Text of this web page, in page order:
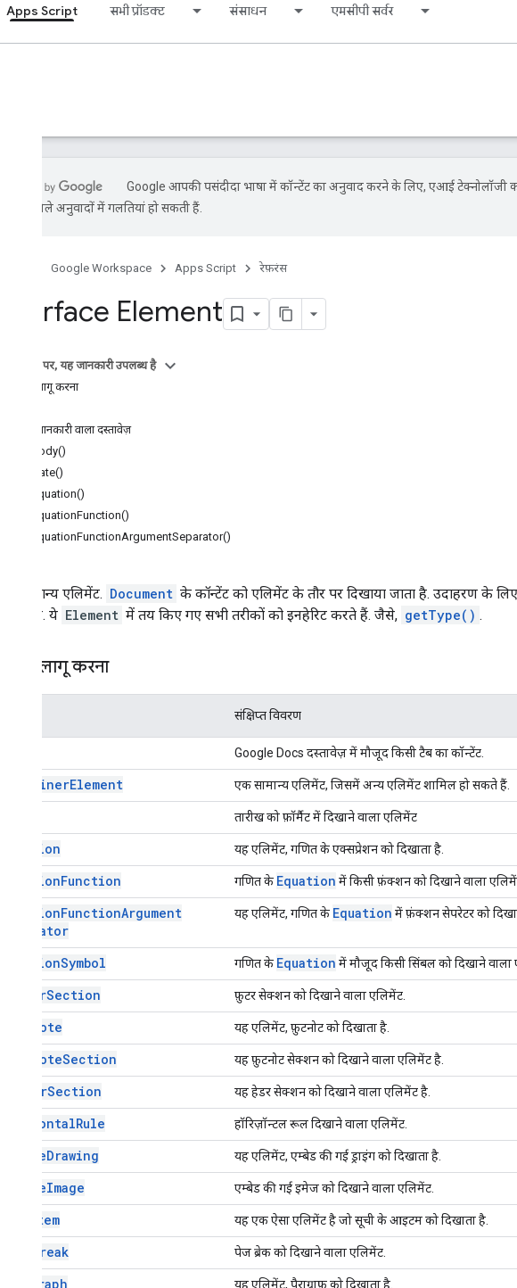
Apps Script सभी प्रॉडक्ट संसाधन एमसीपी सर्वर
Google आपकी पसंदीदा भाषा में कॉन्टेंट का अनुवाद करने के लिए, एआई टेक्नोलॉजी
एआई से मिले अनुवादों में गलतियां हो सकती हैं.
Google Workspace Apps Script रेफ़रंस
Interface Element
इस पेज पर, यह जानकारी उपलब्ध है
क्लास लागू करना
ज़्यादा जानकारी वाला दस्तावेज़
asBody()
asDate()
asEquation()
asEquationFunction()
asEquationFunctionArgumentSeparator()
कोई सामान्य एलिमेंट. Document के कॉन्टेंट को एलिमेंट के तौर पर दिखाया जाता है. उदाहरण के
एलिमेंट हैं. ये Element में तय किए गए सभी तरीकों को इनहेरिट करते हैं. जैसे, getType() .
क्लास लागू करना
संक्षिप्त विवरण
Google Docs दस्तावेज़ में मौजूद किसी टैब का कॉन्टेंट.
ContainerElement एक सामान्य एलिमेंट, जिसमें अन्य एलिमेंट शामिल हो सकते हैं.
तारीख को फ़ॉर्मैट में दिखाने वाला एलिमेंट
Equation यह एलिमेंट, गणित के एक्सप्रेशन को दिखाता है.
EquationFunction गणित के Equation में किसी फ़ंक्शन को दिखाने वाला
EquationFunctionArgument
Separator
यह एलिमेंट, गणित के Equation में फ़ंक्शन सेपरेटर को
EquationSymbol गणित के Equation में मौजूद किसी सिंबल को दिखाने वाला
FooterSection फ़ुटर सेक्शन को दिखाने वाला एलिमेंट.
Footnote यह एलिमेंट, फ़ुटनोट को दिखाता है.
FootnoteSection यह फ़ुटनोट सेक्शन को दिखाने वाला एलिमेंट है.
HeaderSection यह हेडर सेक्शन को दिखाने वाला एलिमेंट है.
HorizontalRule हॉरिज़ॉन्टल रूल दिखाने वाला एलिमेंट.
InlineDrawing यह एलिमेंट, एम्बेड की गई ड्राइंग को दिखाता है.
InlineImage एम्बेड की गई इमेज को दिखाने वाला एलिमेंट.
Item यह एक ऐसा एलिमेंट है जो सूची के आइटम को दिखाता है.
Break पेज ब्रेक को दिखाने वाला एलिमेंट.
Paragraph यह एलिमेंट, पैराग्राफ़ को दिखाता है.